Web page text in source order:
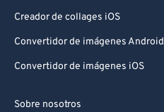
Creador de collages iOS
Convertidor de imágenes Android
Convertidor de imágenes iOS
Sobre nosotros